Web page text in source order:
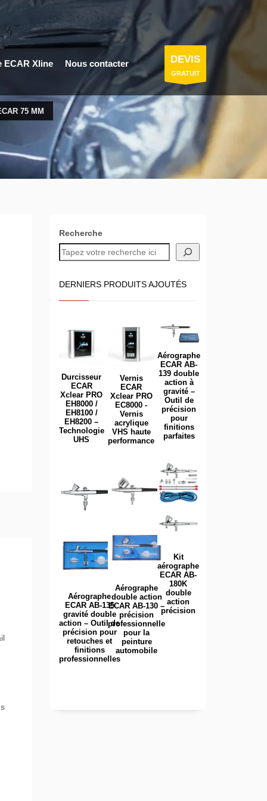
ECAR Xline Nous contacter DEVIS
GRATUIT
75 MM
Recherche
DERNIERS PRODUITS AJOUTÉS
Durcisseur
ECAR
Xclear PRO
EH8000 /
EH8100 /
EH8200 –
Technologie
UHS
Vernis
ECAR
Xclear PRO
EC8000 -
Vernis
acrylique
VHS haute
performance
Aérographe
ECAR AB-
139 double
action à
gravité –
Outil de
précision
pour
finitions
parfaites
Aérographe
ECAR AB-135
gravité double
action – Outil de
précision pour
retouches et
finitions
professionnelles
Aérographe
double action
ECAR AB-130 –
précision
professionnelle
pour la
peinture
automobile
Kit
aérographe
ECAR AB-
180K
double
action
précision